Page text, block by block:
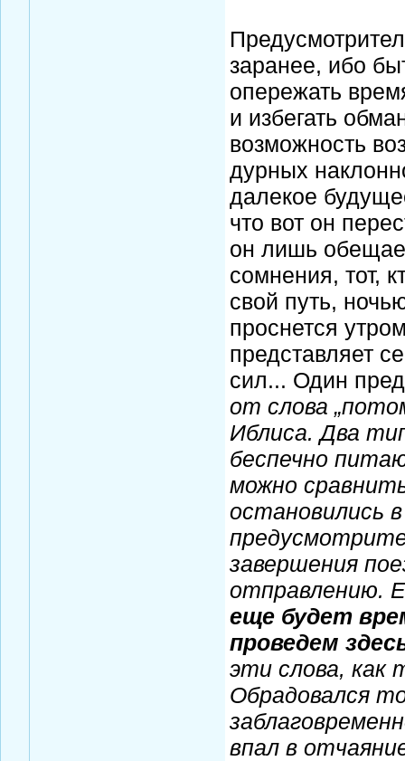
заранее, ибо
опережать
и избегать
возможность
дурных
далекое
что вот он
он лишь
сомнения, тот,
свой путь,
проснется
представляет
сил... Один
от слова
Иблиса. Два
беспечно
можно
остановились
завершения
отправлению.
еще будет
проведем
эти слова, как
Обрадовался
впал в